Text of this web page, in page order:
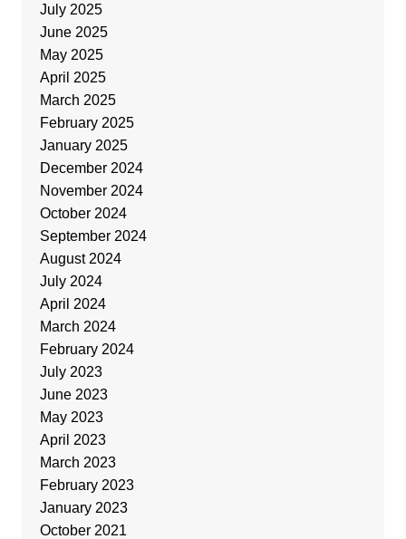
July 2025
June 2025
May 2025
April 2025
March 2025
February 2025
January 2025
December 2024
November 2024
October 2024
September 2024
August 2024
July 2024
April 2024
March 2024
February 2024
July 2023
June 2023
May 2023
April 2023
March 2023
February 2023
January 2023
October 2021